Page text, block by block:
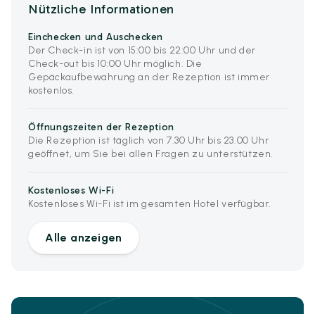
Nützliche Informationen
Einchecken und Auschecken
Der Check-in ist von 15:00 bis 22:00 Uhr und der
Check-out bis 10:00 Uhr möglich. Die
Gepäckaufbewahrung an der Rezeption ist immer
kostenlos.
Öffnungszeiten der Rezeption
Die Rezeption ist täglich von 7.30 Uhr bis 23.00 Uhr
geöffnet, um Sie bei allen Fragen zu unterstützen.
Kostenloses Wi-Fi
Kostenloses Wi-Fi ist im gesamten Hotel verfügbar.
Alle anzeigen